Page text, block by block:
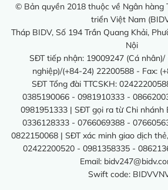
© Bản quyền 2018 thuộc về Ngân hàng
triển Việt Nam
Tháp BIDV, Số 194 Trần Quang Khải,
Nội
SĐT tiếp nhận: 19009247 (Cá
nghiệp)/(+84-24) 22200588 - Fax:
SĐT Tổng đài TTCSKH:
0385190066 - 0981910333 -
0981951333 | SĐT gọi ra từ Chi nhánh
0336128333 - 0766069388 -
0822150068 | SĐT xác minh giao dịch
02422200520 - 0981358335 -
Email:
Swift code: